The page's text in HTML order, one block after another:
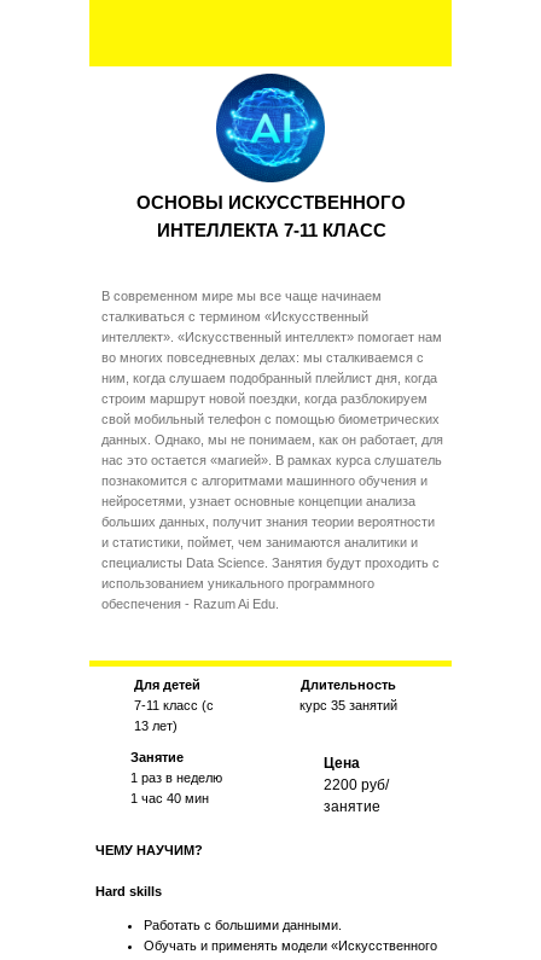
ОСНОВЫ ИСКУССТВЕННОГО
ИНТЕЛЛЕКТА 7-11 КЛАСС
В современном мире мы все чаще начинаем
сталкиваться с термином «Искусственный
интеллект». «Искусственный интеллект» помогает нам
во многих повседневных делах: мы сталкиваемся с
ним, когда слушаем подобранный плейлист дня, когда
строим маршрут новой поездки, когда разблокируем
свой мобильный телефон с помощью биометрических
данных. Однако, мы не понимаем, как он работает, для
нас это остается «магией». В рамках курса слушатель
познакомится с алгоритмами машинного обучения и
нейросетями, узнает основные концепции анализа
больших данных, получит знания теории вероятности
и статистики, поймет, чем занимаются аналитики и
специалисты Data Science. Занятия будут проходить с
использованием уникального программного
обеспечения - Razum Ai Edu.
Для детей
7-11 класс (с
13 лет)
Длительность
курс 35 занятий
Занятие
1 раз в неделю
1 час 40 мин
Цена
2200 руб/
занятие
ЧЕМУ НАУЧИМ?
Hard skills
Работать с большими данными.
Обучать и применять модели «Искусственного